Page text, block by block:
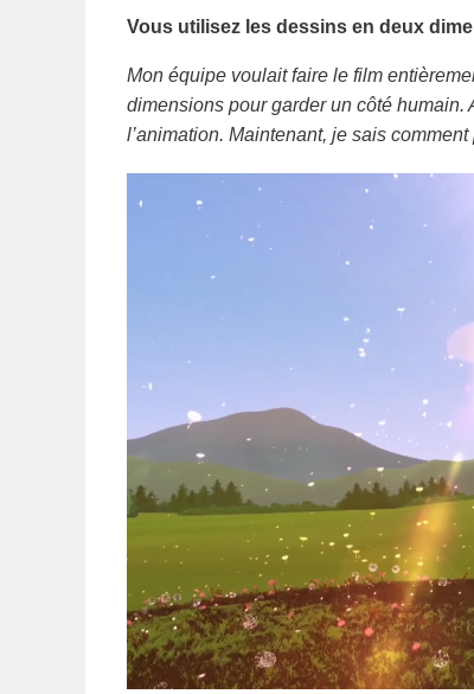
Vous utilisez les dessins en deux
Mon équipe voulait faire le film
dimensions pour garder un côté
l’animation. Maintenant, je sais